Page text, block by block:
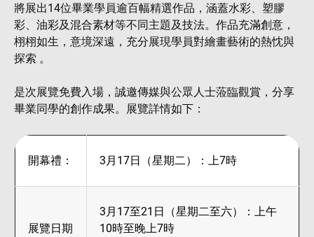
將展出14位畢業學員逾百幅精選作品，涵蓋水彩、塑膠
彩、油彩及混合素材等不同主題及技法。作品充滿創意，
栩栩如生，意境深遠，充分展現學員對繪畫藝術的熱忱與
探索 。
是次展覽免費入場，誠邀傳媒與公眾人士蒞臨觀賞，分享
畢業同學的創作成果。展覽詳情如下：
開幕禮： 3月17日（星期二）：上7時
展覽日期
3月17至21日（星期二至六）：上午
10時至晚上7時